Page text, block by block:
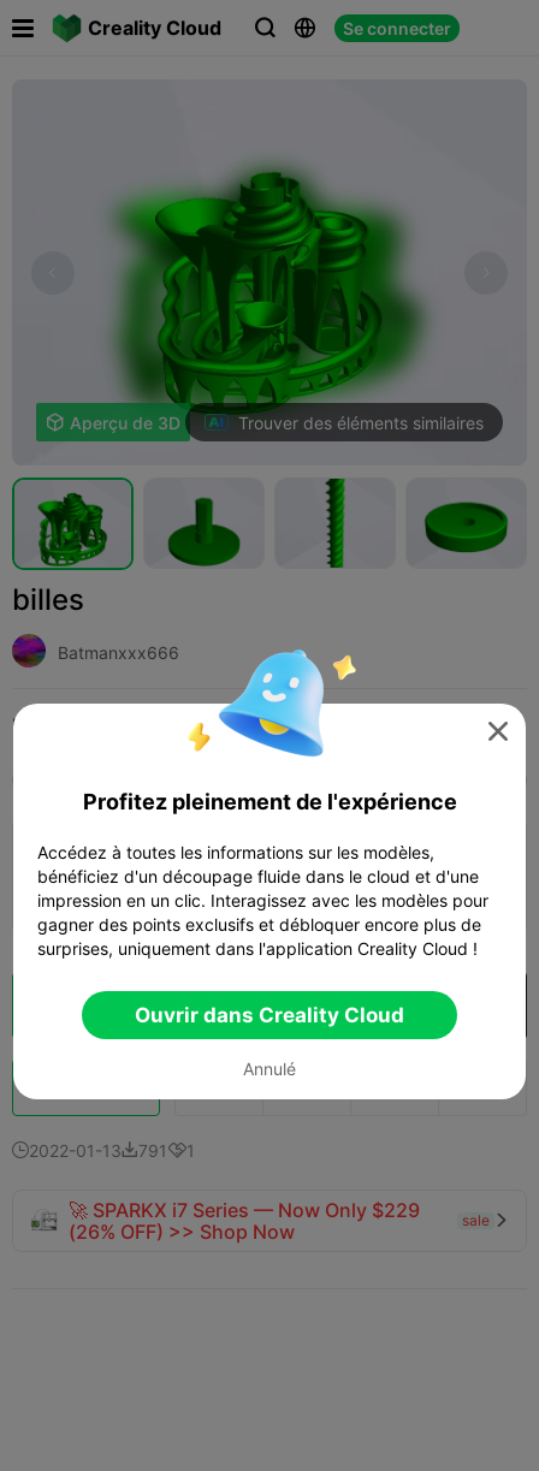
Creality Cloud   Se connecter
 Aperçu de 3D Trouver des éléments similaires
billes
Batmanxxx666
Print Settings (1) Add Jouets et jeux Autre 
0.2mm layer, 2 walls, 15% infill
08h 47m 1 plates 272.58g
Découpes Ouvrir dans Creality Cloud
2022-01-137911
🚀 SPARKX i7 Series — Now Only $229
(26% OFF) >> Shop Now
sale 

Profitez pleinement de l'expérience
Accédez à toutes les informations sur les modèles,
bénéficiez d'un découpage fluide dans le cloud et d'une
impression en un clic. Interagissez avec les modèles pour
gagner des points exclusifs et débloquer encore plus de
surprises, uniquement dans l'application Creality Cloud !
Ouvrir dans Creality Cloud
Annulé